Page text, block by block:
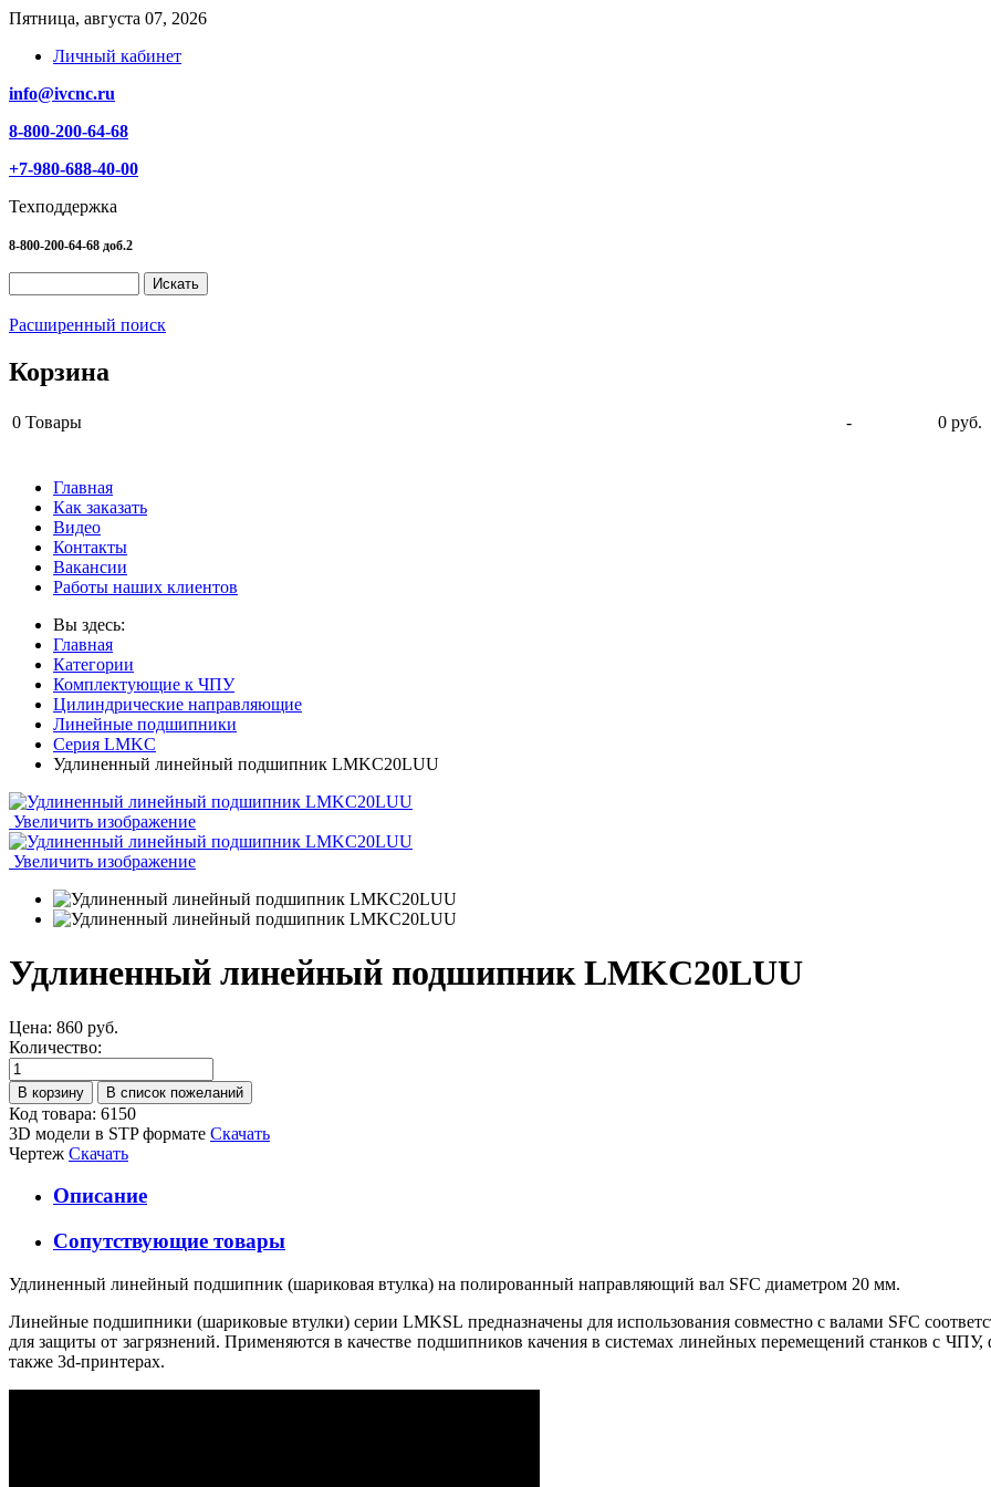
Пятница, августа 07, 2026
Личный кабинет
info@ivcnc.ru
8-800-200-64-68
+7-980-688-40-00
Техподдержка
8-800-200-64-68 доб.2
Расширенный поиск
Корзина
0 Товары -
0 руб.
Главная
Как заказать
Видео
Контакты
Вакансии
Работы наших клиентов
Вы здесь:
Главная
Категории
Комплектующие к ЧПУ
Цилиндрические направляющие
Линейные подшипники
Серия LMKC
Удлиненный линейный подшипник LMKC20LUU
Увеличить изображение
Увеличить изображение
Удлиненный линейный подшипник LMKC20LUU
Цена: 860 руб.
Количество:
Код товара: 6150
3D модели в STP формате Скачать
Чертеж Скачать
Описание
Сопутствующие товары
Удлиненный линейный подшипник (шариковая втулка) на полированный направляющий вал SFC диаметром 20 мм.
Линейные подшипники (шариковые втулки) серии LMKSL предназначены для использования совместно с валами SFC
для защиты от загрязнений. Применяются в качестве подшипников качения в системах линейных перемещений станков с ЧПУ,
также 3d-принтерах.